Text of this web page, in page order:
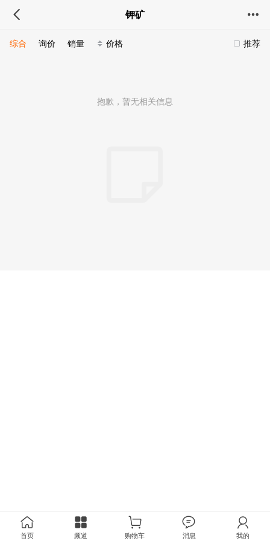
钾矿
推荐
综合 询价 销量 价格
抱歉，暂无相关信息
首页 频道 购物车 消息 我的